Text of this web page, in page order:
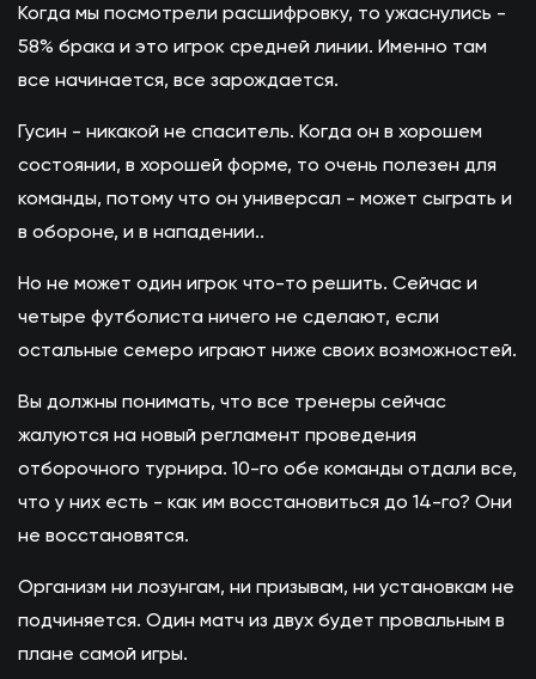
Когда мы посмотрели расшифровку, то ужаснулись -
58% брака и это игрок средней линии. Именно там
все начинается, все зарождается.
Гусин - никакой не спаситель. Когда он в хорошем
состоянии, в хорошей форме, то очень полезен для
команды, потому что он универсал - может сыграть и
в обороне, и в нападении..
Но не может один игрок что-то решить. Сейчас и
четыре футболиста ничего не сделают, если
остальные семеро играют ниже своих возможностей.
Вы должны понимать, что все тренеры сейчас
жалуются на новый регламент проведения
отборочного турнира. 10-го обе команды отдали все,
что у них есть - как им восстановиться до 14-го? Они
не восстановятся.
Организм ни лозунгам, ни призывам, ни установкам не
подчиняется. Один матч из двух будет провальным в
плане самой игры.